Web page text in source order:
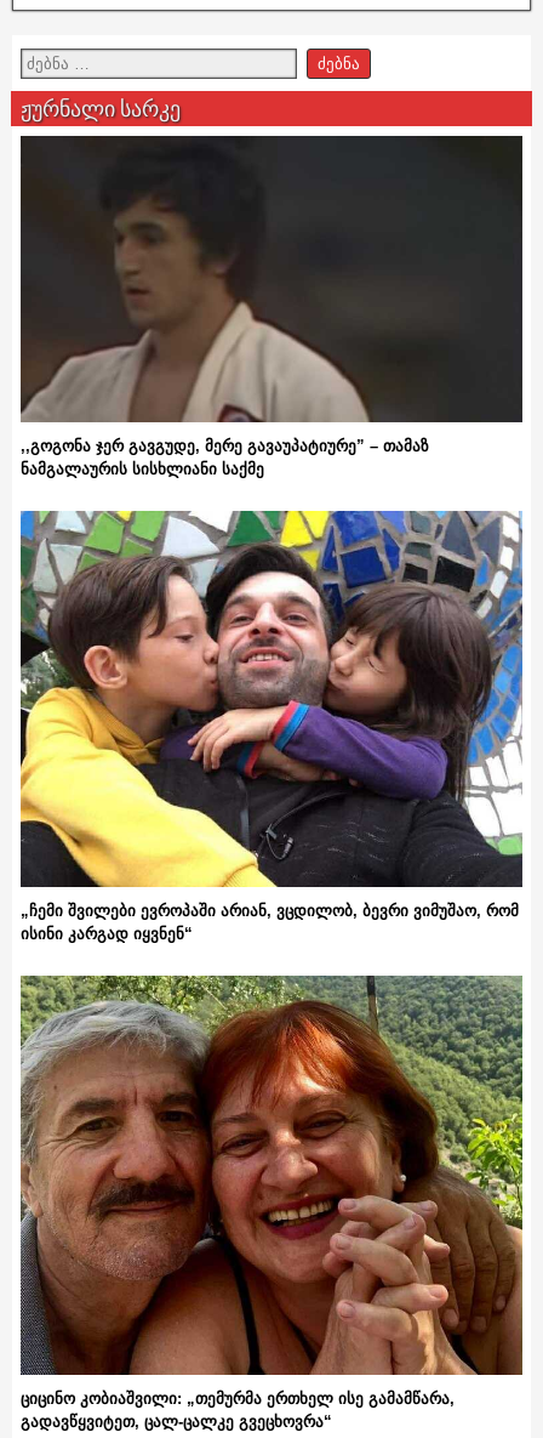
ჟურნალი სარკე
,,გოგონა ჯერ გავგუდე, მერე გავაუპატიურე” – თამაზ
ნამგალაურის სისხლიანი საქმე
„ჩემი შვილები ევროპაში არიან, ვცდილობ, ბევრი ვიმუშაო, რომ
ისინი კარგად იყვნენ“
ციცინო კობიაშვილი: „თემურმა ერთხელ ისე გამამწარა,
გადავწყვიტეთ, ცალ-ცალკე გვეცხოვრა“